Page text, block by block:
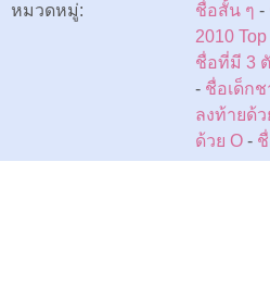
หมวดหมู่: ชื่อสั้น ๆ -
2010
ชื่อที่มี 3
- ชื่อเด็กช
ลงท้ายด้ว
ด้วย O -